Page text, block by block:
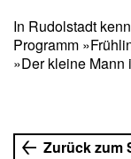
In Rudolstadt
Programm
»Der kleine Mann
Zurück zum